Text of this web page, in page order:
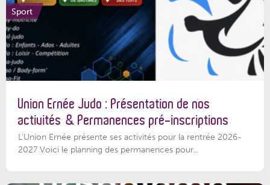
Sport
Union Ernée Judo : Présentation de nos
activités & Permanences pré-inscriptions
L'Union Ernée présente ses activités pour la rentrée 2026-
2027 Voici le planning des permanences pour...